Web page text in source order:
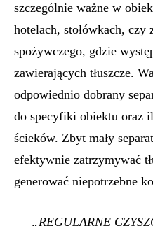
szczególnie ważne w
hotelach, stołówkach, czy
spożywczego, gdzie
zawierających tłuszcze.
odpowiednio dobrany
do specyfiki obiektu oraz
ścieków. Zbyt mały
efektywnie zatrzymywać
generować niepotrzebne
„REGULARNE